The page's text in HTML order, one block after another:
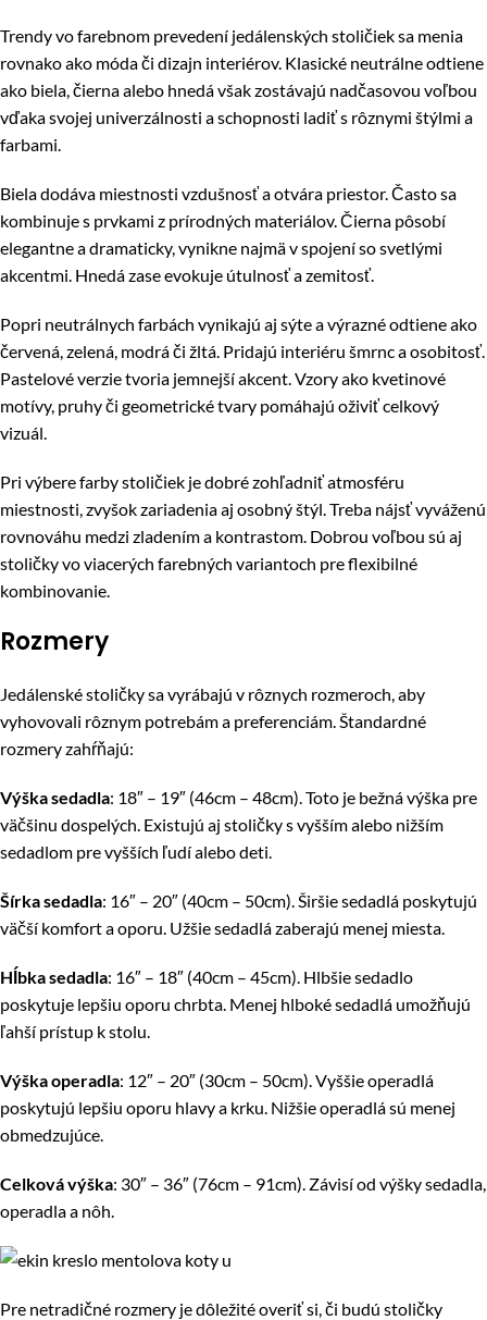
Trendy vo farebnom prevedení jedálenských stoličiek sa menia
rovnako ako móda či dizajn interiérov. Klasické neutrálne odtiene
ako biela, čierna alebo hnedá však zostávajú nadčasovou voľbou
vďaka svojej univerzálnosti a schopnosti ladiť s rôznymi štýlmi a
farbami.
Biela dodáva miestnosti vzdušnosť a otvára priestor. Často sa
kombinuje s prvkami z prírodných materiálov. Čierna pôsobí
elegantne a dramaticky, vynikne najmä v spojení so svetlými
akcentmi. Hnedá zase evokuje útulnosť a zemitosť.
Popri neutrálnych farbách vynikajú aj sýte a výrazné odtiene ako
červená, zelená, modrá či žltá. Pridajú interiéru šmrnc a osobitosť.
Pastelové verzie tvoria jemnejší akcent. Vzory ako kvetinové
motívy, pruhy či geometrické tvary pomáhajú oživiť celkový
vizuál.
Pri výbere farby stoličiek je dobré zohľadniť atmosféru
miestnosti, zvyšok zariadenia aj osobný štýl. Treba nájsť vyváženú
rovnováhu medzi zladením a kontrastom. Dobrou voľbou sú aj
stoličky vo viacerých farebných variantoch pre flexibilné
kombinovanie.
Rozmery
Jedálenské stoličky sa vyrábajú v rôznych rozmeroch, aby
vyhovovali rôznym potrebám a preferenciám. Štandardné
rozmery zahŕňajú:
Výška sedadla: 18″ – 19″ (46cm – 48cm). Toto je bežná výška pre
väčšinu dospelých. Existujú aj stoličky s vyšším alebo nižším
sedadlom pre vyšších ľudí alebo deti.
Šírka sedadla: 16″ – 20″ (40cm – 50cm). Širšie sedadlá poskytujú
väčší komfort a oporu. Užšie sedadlá zaberajú menej miesta.
Hĺbka sedadla: 16″ – 18″ (40cm – 45cm). Hlbšie sedadlo
poskytuje lepšiu oporu chrbta. Menej hlboké sedadlá umožňujú
ľahší prístup k stolu.
Výška operadla: 12″ – 20″ (30cm – 50cm). Vyššie operadlá
poskytujú lepšiu oporu hlavy a krku. Nižšie operadlá sú menej
obmedzujúce.
Celková výška: 30″ – 36″ (76cm – 91cm). Závisí od výšky sedadla,
operadla a nôh.
Pre netradičné rozmery je dôležité overiť si, či budú stoličky